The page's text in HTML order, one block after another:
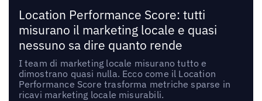
Location Performance Score: tutti
misurano il marketing locale e quasi
nessuno sa dire quanto rende
I team di marketing locale misurano tutto e
dimostrano quasi nulla. Ecco come il Location
Performance Score trasforma metriche sparse in
ricavi marketing locale misurabili.